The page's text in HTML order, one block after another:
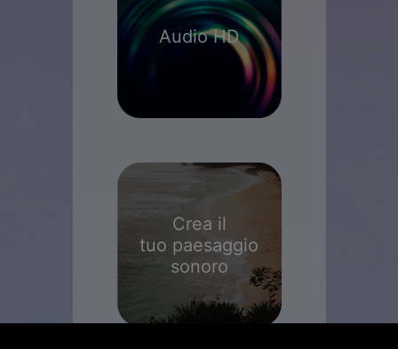
Audio HD
Crea il
tuo paesaggio
sonoro